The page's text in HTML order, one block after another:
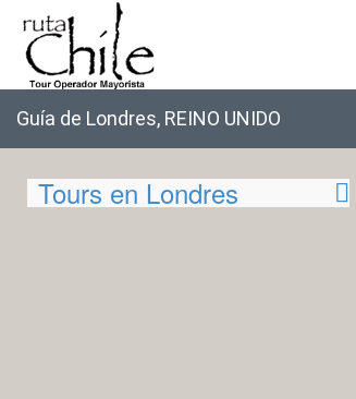
Guía de Londres, REINO UNIDO
Tours en Londres